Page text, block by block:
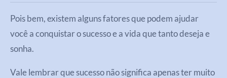
Pois bem, existem alguns fatores que podem ajudar
você a conquistar o sucesso e a vida que tanto deseja e
sonha.
Vale lembrar que sucesso não significa apenas ter muito